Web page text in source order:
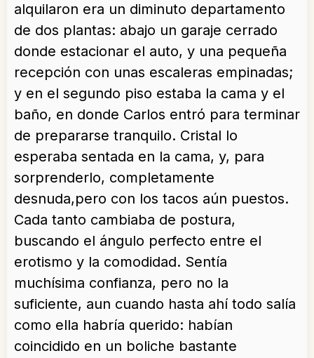
alquilaron era un diminuto departamento
de dos plantas: abajo un garaje cerrado
donde estacionar el auto, y una pequeña
recepción con unas escaleras empinadas;
y en el segundo piso estaba la cama y el
baño, en donde Carlos entró para terminar
de prepararse tranquilo. Cristal lo
esperaba sentada en la cama, y, para
sorprenderlo, completamente
desnuda,pero con los tacos aún puestos.
Cada tanto cambiaba de postura,
buscando el ángulo perfecto entre el
erotismo y la comodidad. Sentía
muchísima confianza, pero no la
suficiente, aun cuando hasta ahí todo salía
como ella habría querido: habían
coincidido en un boliche bastante